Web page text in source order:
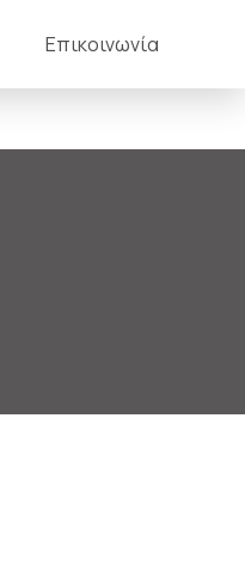
Επικοινωνία